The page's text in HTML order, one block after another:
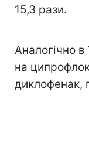
15,3 рази.
Аналогічно в
на
диклофенак,